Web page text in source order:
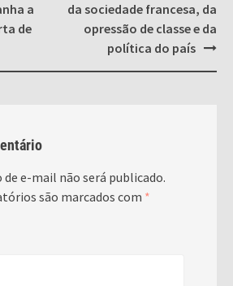
a
de
da sociedade francesa, da
opressão de classe e da
política do país
de e-mail não será publicado.
são marcados com *